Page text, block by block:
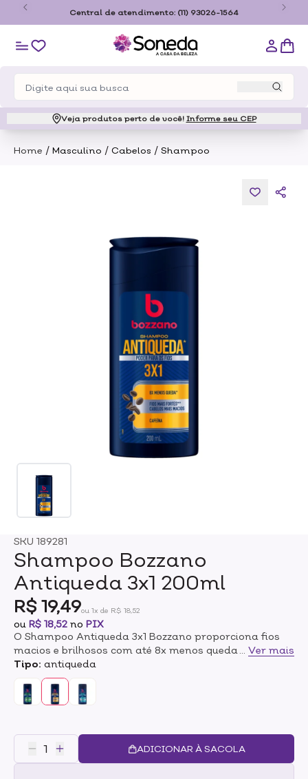
Central de atendimento: (11) 93026-1564
Veja produtos perto de você! Informe seu CEP
Home / Masculino / Cabelos / Shampoo
SKU 189281
Shampoo Bozzano
Antiqueda 3x1 200ml
R$ 19,49ou 1x de R$ 18,52
ou R$ 18,52 no PIX
O Shampoo Antiqueda 3x1 Bozzano proporciona fios
macios e brilhosos com até 8x menos queda por
quebra! Sua fórmula auxilia no fortalecimento dos fios,
deixando-os mais saudáveis e resistentes, além de
contar com ingredientes como Cafeína, Vitaminas E e
B3. Indicado para uso diário.
Ver mais
Tipo: antiqueda
ADICIONAR À SACOLA